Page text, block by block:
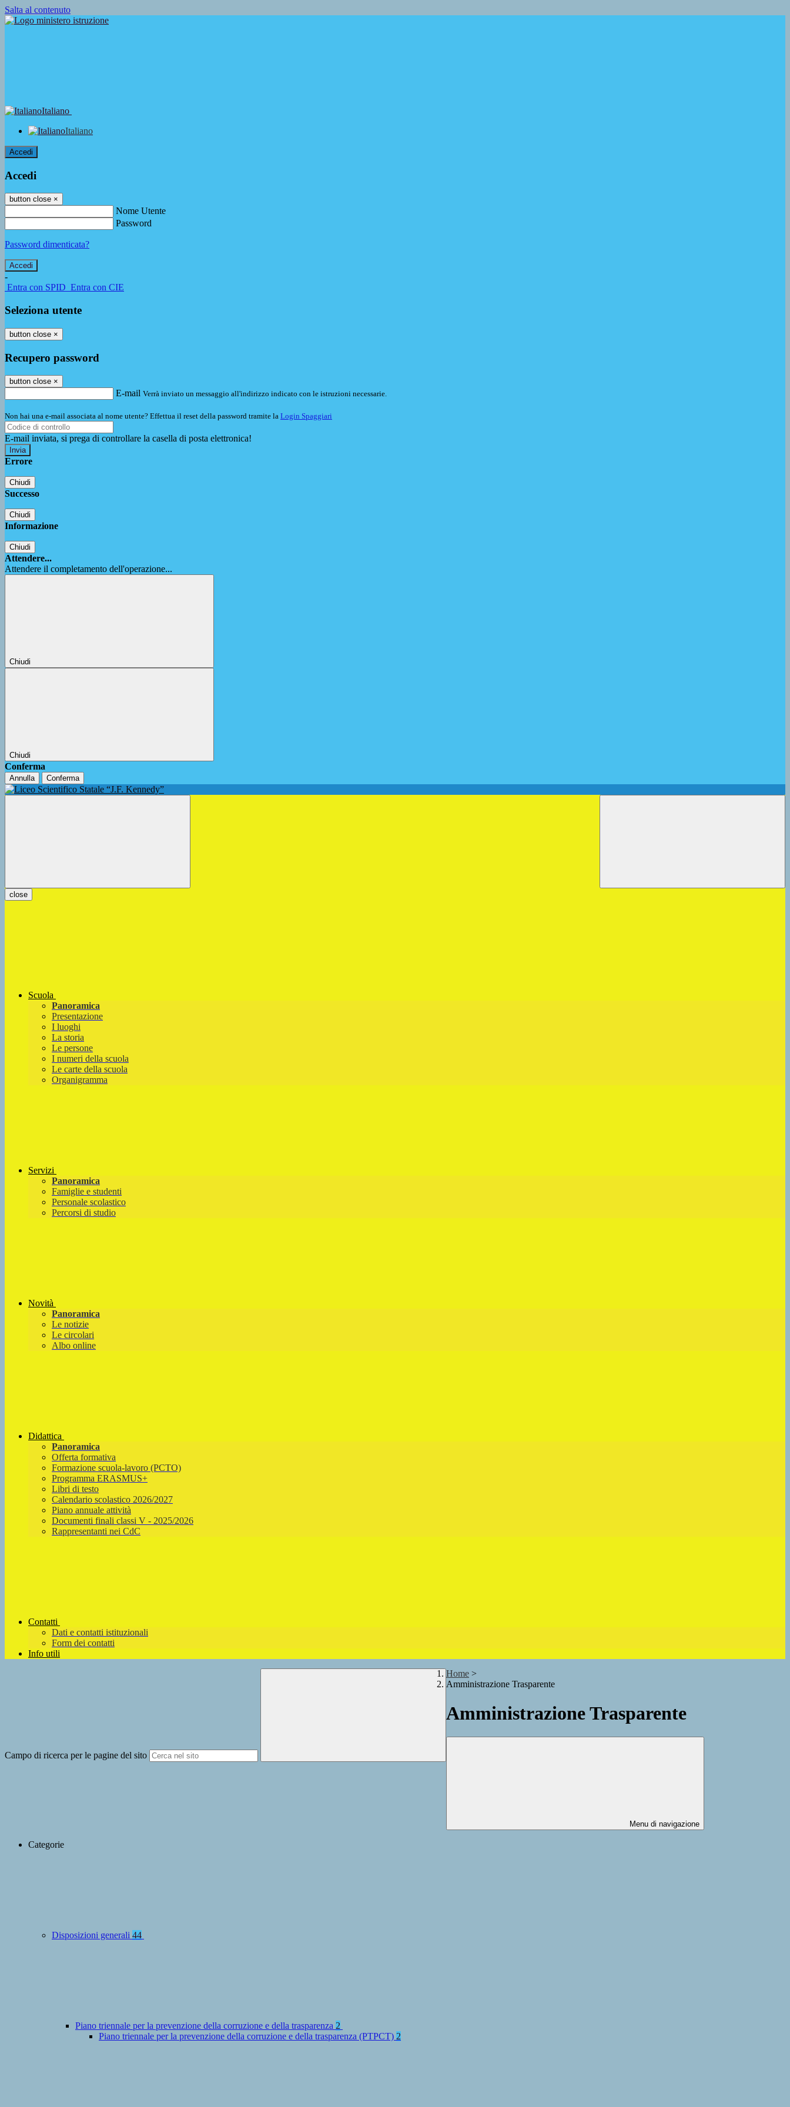
Salta al contenuto
Italiano
Italiano
Accedi
Accedi
button close ×
Nome Utente
Password
Password dimenticata?
-
Entra con SPID Entra con CIE
Seleziona utente
button close ×
Recupero password
button close ×
E-mail Verrà inviato un messaggio all'indirizzo indicato con le istruzioni necessarie.
Non hai una e-mail associata al nome utente? Effettua il reset della password tramite la Login Spaggiari
E-mail inviata, si prega di controllare la casella di posta elettronica!
Errore
Chiudi
Successo
Chiudi
Informazione
Chiudi
Attendere...
Attendere il completamento dell'operazione...
Chiudi
Chiudi
Conferma
Annulla Conferma
close
Scuola
Panoramica
Presentazione
I luoghi
La storia
Le persone
I numeri della scuola
Le carte della scuola
Organigramma
Servizi
Panoramica
Famiglie e studenti
Personale scolastico
Percorsi di studio
Novità
Panoramica
Le notizie
Le circolari
Albo online
Didattica
Panoramica
Offerta formativa
Formazione scuola-lavoro (PCTO)
Programma ERASMUS+
Libri di testo
Calendario scolastico 2026/2027
Piano annuale attività
Documenti finali classi V - 2025/2026
Rappresentanti nei CdC
Contatti
Dati e contatti istituzionali
Form dei contatti
Info utili
Campo di ricerca per le pagine del sito
Home >
Amministrazione Trasparente
Amministrazione Trasparente
Menu di navigazione
Categorie
Disposizioni generali 44
Piano triennale per la prevenzione della corruzione e della trasparenza 2
Piano triennale per la prevenzione della corruzione e della trasparenza (PTPCT) 2